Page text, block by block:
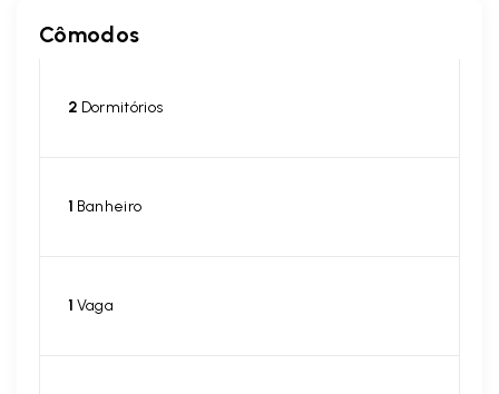
Cômodos
2 Dormitórios
1 Banheiro
1 Vaga